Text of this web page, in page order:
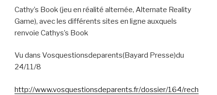
Cathy’s Book (jeu en réalité alternée, Alternate Reality
Game), avec les différents sites en ligne auxquels
renvoie Cathys’s Book
Vu dans Vosquestionsdeparents(Bayard Presse)du
24/11/8
http://www.vosquestionsdeparents.fr/dossier/164/rech